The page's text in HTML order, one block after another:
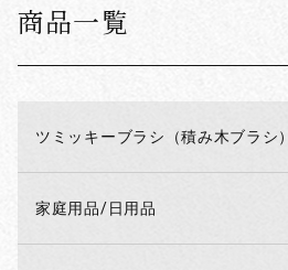
商品一覧
ツミッキーブラシ（積み木ブラシ）
家庭用品/日用品